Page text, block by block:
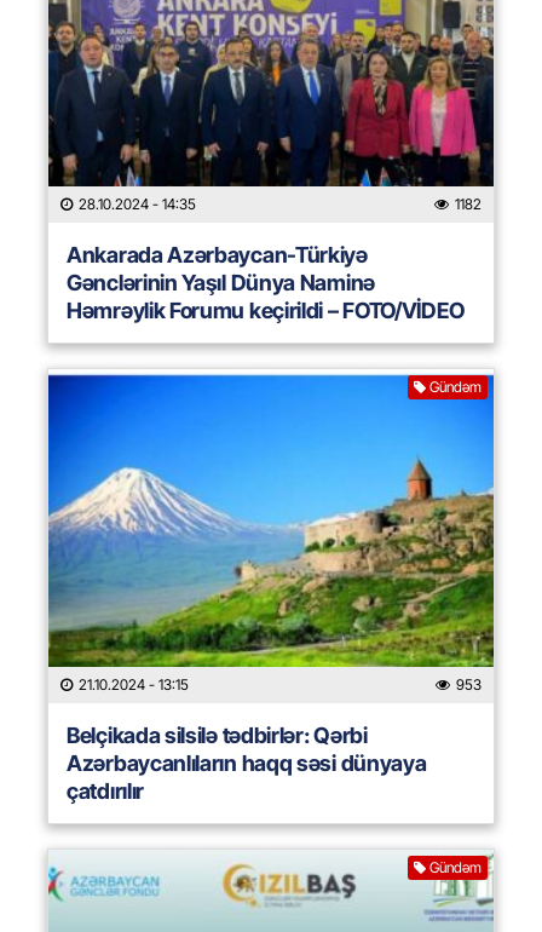
28.10.2024 - 14:35 1182
Ankarada Azərbaycan-Türkiyə
Gənclərinin Yaşıl Dünya Naminə
Həmrəylik Forumu keçirildi – FOTO/VİDEO
Gündəm
21.10.2024 - 13:15 953
Belçikada silsilə tədbirlər: Qərbi
Azərbaycanlıların haqq səsi dünyaya
çatdırılır
Gündəm